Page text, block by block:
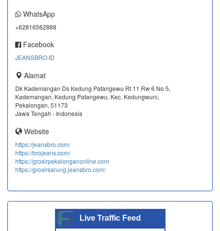
WhatsApp
+62816562888
Facebook
JEANSBRO.ID
Alamat
Dk Kademangan Ds Kedung Patangewu Rt 11 Rw 6 No 5,
Kademangan, Kedung Patangewu, Kec. Kedungwuni,
Pekalongan, 51173
Jawa Tengah - Indonesia
Website
https://jeansbro.com/
https://brojeans.com/
https://grosirpekalonganonline.com
https://grosirsarung.jeansbro.com/
Live Traffic Feed